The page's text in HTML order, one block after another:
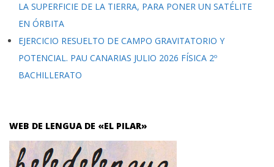
LA SUPERFICIE DE LA TIERRA, PARA PONER UN SATÉLITE
EN ÓRBITA
EJERCICIO RESUELTO DE CAMPO GRAVITATORIO Y
POTENCIAL. PAU CANARIAS JULIO 2026 FÍSICA 2º
BACHILLERATO
WEB DE LENGUA DE «EL PILAR»